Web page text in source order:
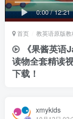
0:00/12:21
首页 教英语原版教
《果酱英
读物全套精读
下载！
xmykids